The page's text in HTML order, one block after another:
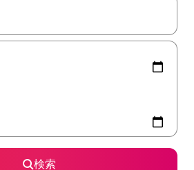
ら、上下の矢印キーを使って移動するか
検索